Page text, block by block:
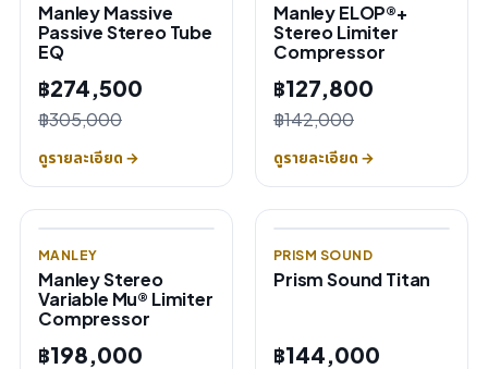
Manley Massive
Passive Stereo Tube
EQ
฿274,500
฿305,000
ดูรายละเอียด →
Manley ELOP®+
Stereo Limiter
Compressor
฿127,800
฿142,000
ดูรายละเอียด →
MANLEY
Manley Stereo
Variable Mu® Limiter
Compressor
฿198,000
PRISM SOUND
Prism Sound Titan
฿144,000